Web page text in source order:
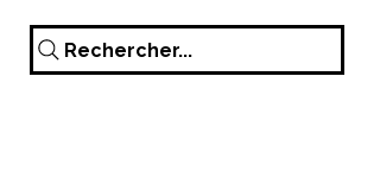
Rechercher...